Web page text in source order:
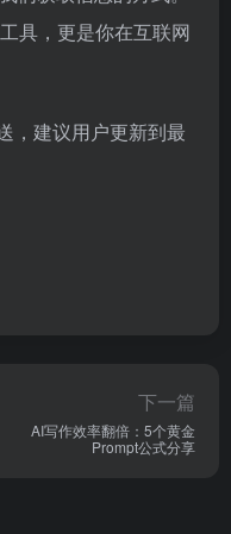
具，更是你在互联网
，建议用户更新到最
下一篇
AI写作效率翻倍：5个黄金
Prompt公式分享